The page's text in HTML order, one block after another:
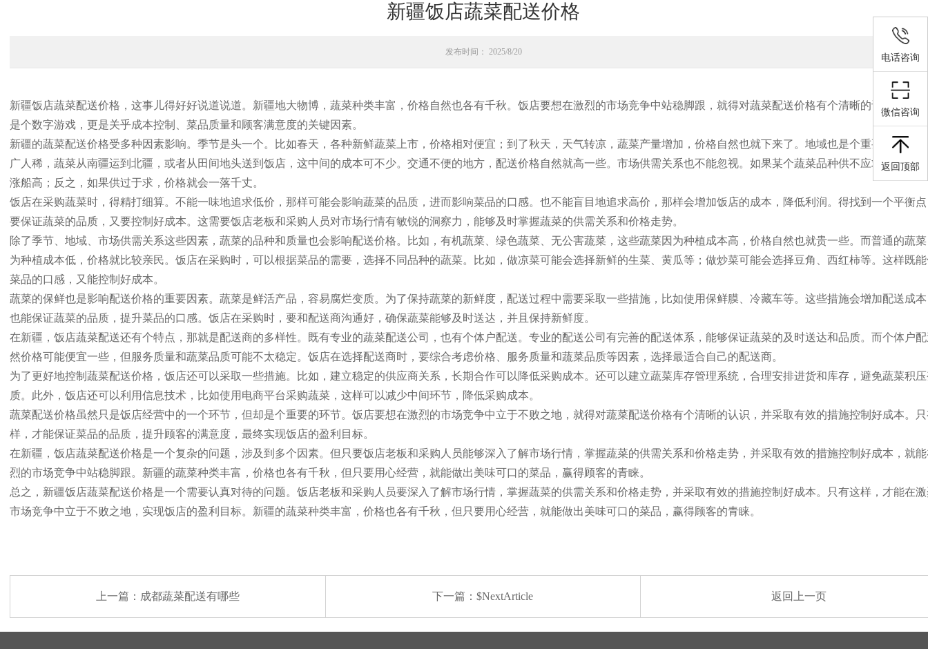
新疆饭店蔬菜配送价格
发布时间： 2025/8/20
新疆饭店蔬菜配送价格，这事儿得好好说道说道。新疆地大物博，蔬菜种类丰富，价格自然也各有千秋。饭店要想在激烈的市场竞争中站稳脚跟，就得对蔬菜配送价格有个清晰的认识。这
是个数字游戏，更是关乎成本控制、菜品质量和顾客满意度的关键因素。
新疆的蔬菜配送价格受多种因素影响。季节是头一个。比如春天，各种新鲜蔬菜上市，价格相对便宜；到了秋天，天气转凉，蔬菜产量增加，价格自然也就下来了。地域也是个重要因素。
广人稀，蔬菜从南疆运到北疆，或者从田间地头送到饭店，这中间的成本可不少。交通不便的地方，配送价格自然就高一些。市场供需关系也不能忽视。如果某个蔬菜品种供不应求，价格
涨船高；反之，如果供过于求，价格就会一落千丈。
饭店在采购蔬菜时，得精打细算。不能一味地追求低价，那样可能会影响蔬菜的品质，进而影响菜品的口感。也不能盲目地追求高价，那样会增加饭店的成本，降低利润。得找到一个平衡
要保证蔬菜的品质，又要控制好成本。这需要饭店老板和采购人员对市场行情有敏锐的洞察力，能够及时掌握蔬菜的供需关系和价格走势。
除了季节、地域、市场供需关系这些因素，蔬菜的品种和质量也会影响配送价格。比如，有机蔬菜、绿色蔬菜、无公害蔬菜，这些蔬菜因为种植成本高，价格自然也就贵一些。而普通的蔬
为种植成本低，价格就比较亲民。饭店在采购时，可以根据菜品的需要，选择不同品种的蔬菜。比如，做凉菜可能会选择新鲜的生菜、黄瓜等；做炒菜可能会选择豆角、西红柿等。这样既
菜品的口感，又能控制好成本。
蔬菜的保鲜也是影响配送价格的重要因素。蔬菜是鲜活产品，容易腐烂变质。为了保持蔬菜的新鲜度，配送过程中需要采取一些措施，比如使用保鲜膜、冷藏车等。这些措施会增加配送成
也能保证蔬菜的品质，提升菜品的口感。饭店在采购时，要和配送商沟通好，确保蔬菜能够及时送达，并且保持新鲜度。
在新疆，饭店蔬菜配送还有个特点，那就是配送商的多样性。既有专业的蔬菜配送公司，也有个体户配送。专业的配送公司有完善的配送体系，能够保证蔬菜的及时送达和品质。而个体户
然价格可能便宜一些，但服务质量和蔬菜品质可能不太稳定。饭店在选择配送商时，要综合考虑价格、服务质量和蔬菜品质等因素，选择最适合自己的配送商。
为了更好地控制蔬菜配送价格，饭店还可以采取一些措施。比如，建立稳定的供应商关系，长期合作可以降低采购成本。还可以建立蔬菜库存管理系统，合理安排进货和库存，避免蔬菜积
质。此外，饭店还可以利用信息技术，比如使用电商平台采购蔬菜，这样可以减少中间环节，降低采购成本。
蔬菜配送价格虽然只是饭店经营中的一个环节，但却是个重要的环节。饭店要想在激烈的市场竞争中立于不败之地，就得对蔬菜配送价格有个清晰的认识，并采取有效的措施控制好成本。
样，才能保证菜品的品质，提升顾客的满意度，最终实现饭店的盈利目标。
在新疆，饭店蔬菜配送价格是一个复杂的问题，涉及到多个因素。但只要饭店老板和采购人员能够深入了解市场行情，掌握蔬菜的供需关系和价格走势，并采取有效的措施控制好成本，就
烈的市场竞争中站稳脚跟。新疆的蔬菜种类丰富，价格也各有千秋，但只要用心经营，就能做出美味可口的菜品，赢得顾客的青睐。
总之，新疆饭店蔬菜配送价格是一个需要认真对待的问题。饭店老板和采购人员要深入了解市场行情，掌握蔬菜的供需关系和价格走势，并采取有效的措施控制好成本。只有这样，才能在
市场竞争中立于不败之地，实现饭店的盈利目标。新疆的蔬菜种类丰富，价格也各有千秋，但只要用心经营，就能做出美味可口的菜品，赢得顾客的青睐。
上一篇： 成都蔬菜配送有哪些 下一篇：$NextArticle 返回上一页
电话咨询
微信咨询
返回顶部